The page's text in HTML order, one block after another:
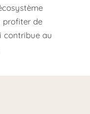
profiter de
contribue au